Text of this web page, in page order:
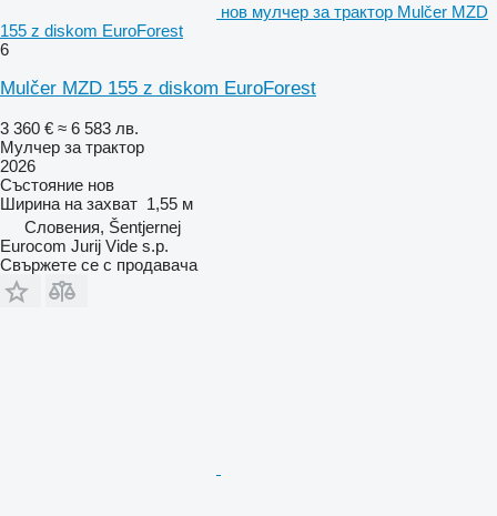
нов мулчер за трактор Mulčer MZD
155 z diskom EuroForest
6
Mulčer MZD 155 z diskom EuroForest
3 360 € ≈ 6 583 лв.
Мулчер за трактор
2026
Състояние нов
Ширина на захват 1,55 м
Словения, Šentjernej
Eurocom Jurij Vide s.p.
Свържете се с продавача